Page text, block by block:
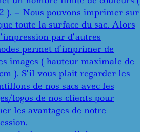
). – Nous pouvons imprimer sur
toute la surface du sac. Alors
par d’autres
permet d’imprimer de
images ( hauteur maximale de
). S’il vous plaît regarder les
de nos sacs avec les
logos de nos clients pour
les avantages de notre